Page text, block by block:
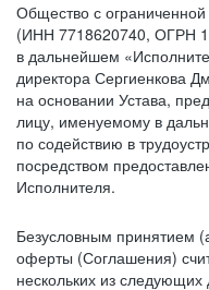
Общество с ограниченной
(ИНН 7718620740, ОГРН
в дальнейшем
директора Сергиенкова
на основании Устава,
лицу, именуемому в
по содействию в
посредством
Исполнителя.
Безусловным принятием
оферты (Соглашения)
нескольких из следующих